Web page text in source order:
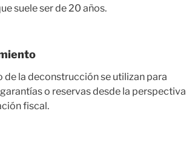
suele ser de 20 años.
la deconstrucción se utilizan para
o reservas desde la perspectiva
fiscal.